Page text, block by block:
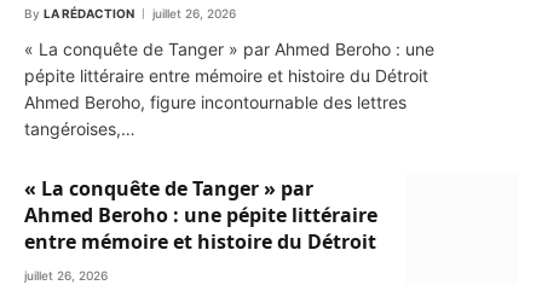
By LA RÉDACTION juillet 26, 2026
« La conquête de Tanger » par Ahmed Beroho : une
pépite littéraire entre mémoire et histoire du Détroit
Ahmed Beroho, figure incontournable des lettres
tangéroises,…
« La conquête de Tanger » par
Ahmed Beroho : une pépite littéraire
entre mémoire et histoire du Détroit
juillet 26, 2026